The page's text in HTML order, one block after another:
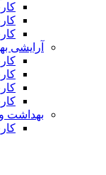
آرایشی
بهداشت